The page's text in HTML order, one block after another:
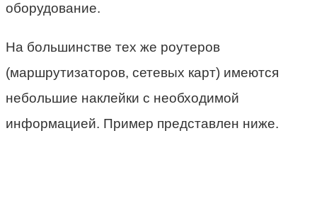
оборудование.
На большинстве тех же роутеров
(маршрутизаторов, сетевых карт) имеются
небольшие наклейки с необходимой
информацией. Пример представлен ниже.